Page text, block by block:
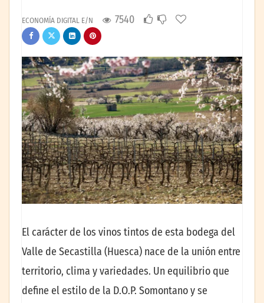
ECONOMÍA DIGITAL E/N 7540
El carácter de los vinos tintos de esta bodega del
Valle de Secastilla (Huesca) nace de la unión entre
territorio, clima y variedades. Un equilibrio que
define el estilo de la D.O.P. Somontano y se